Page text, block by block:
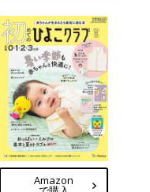
Amazon